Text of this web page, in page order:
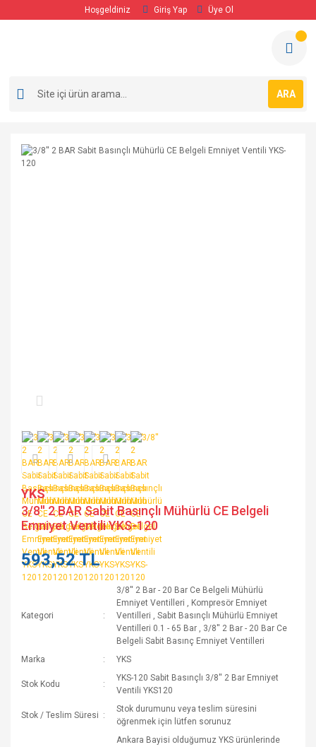
Hoşgeldiniz Giriş Yap Üye Ol
ARA
YKS
3/8'' 2 BAR Sabit Basınçlı Mühürlü CE Belgeli
Emniyet Ventili YKS-120
593,52 TL
Kategori
3/8'' 2 Bar - 20 Bar Ce Belgeli Mühürlü
Emniyet Ventilleri , Kompresör Emniyet
Ventilleri ,Sabit Basınçlı Mühürlü Emniyet
Ventilleri 0.1 - 65 Bar , 3/8'' 2 Bar - 20 Bar Ce
Belgeli Sabit Basınç Emniyet Ventilleri
Marka
YKS
Stok Kodu
YKS-120 Sabit Basınçlı 3/8'' 2 Bar Emniyet
Ventili YKS120
Stok / Teslim Süresi
Stok durumunu veya teslim süresini
öğrenmek için lütfen sorunuz
Ankara Bayisi olduğumuz YKS ürünlerinde